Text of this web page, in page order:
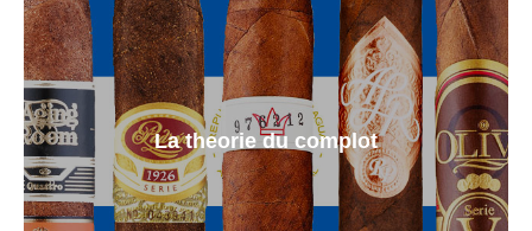
La theorie du complot